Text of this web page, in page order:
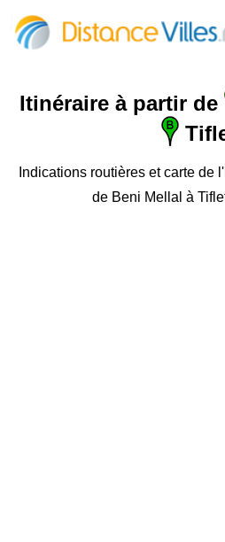
Itinéraire à partir de
Indications routières et carte de
de Beni Mellal à